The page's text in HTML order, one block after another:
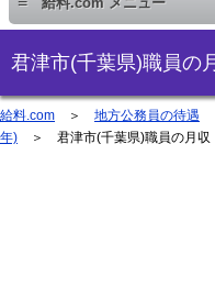
民間企業編
国家公務員編
君津市(千葉県)職員の
給料.com ＞ 地方公務員の待遇
年) ＞ 君津市(千葉県)職員の月収